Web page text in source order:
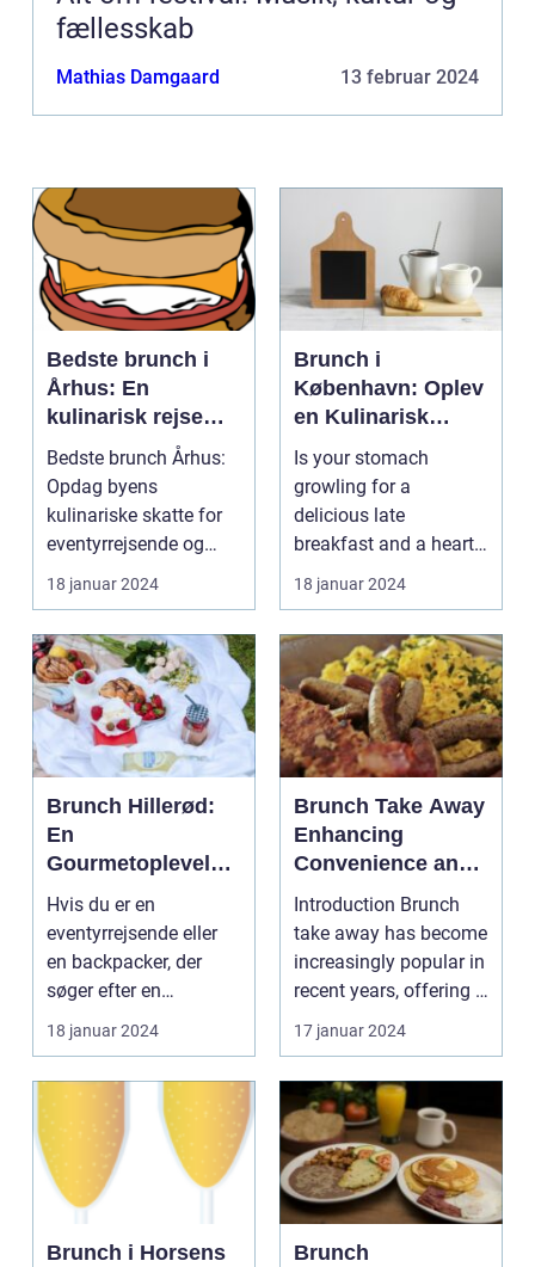
fællesskab
Mathias Damgaard 13 februar 2024
Bedste brunch i
Århus: En
kulinarisk rejse
gennem byens
smagfulde
morgenmåltider
eventyrrejsende
og backpackere
Bedste brunch Århus:
Opdag byens
kulinariske skatte for
eventyrrejsende og
backpackere
Indledning: ...
18 januar 2024
Brunch i
København: Oplev
en Kulinarisk
Eventyrrejse
Is your stomach
growling for a
delicious late
breakfast and a hearty
lunch combined? Look
no further...
18 januar 2024
Brunch Hillerød:
En
Gourmetoplevelse
i Nordsjælland
Hvis du er en
eventyrrejsende eller
en backpacker, der
søger efter en
uforglemmelig
gastronomisk opl...
18 januar 2024
Brunch Take Away
Enhancing
Convenience and
Exploring Culinary
Experiences
Introduction Brunch
take away has become
increasingly popular in
recent years, offering a
convenien...
17 januar 2024
Brunch i Horsens
Brunch